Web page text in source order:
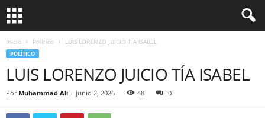
Inicio Político LUIS LORENZO JUICIO TÍA ISABEL
POLÍTICO
LUIS LORENZO JUICIO TÍA ISABEL
Por Muhammad Ali - junio 2, 2026 48 0